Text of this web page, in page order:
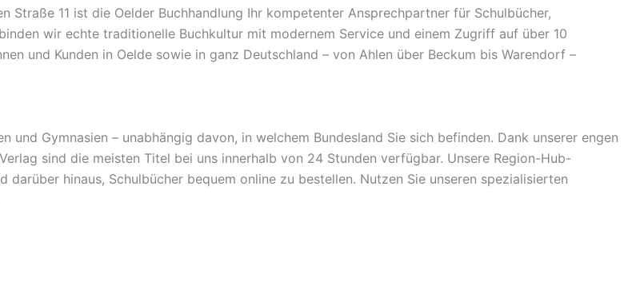
Straße 11 ist die Oelder Buchhandlung Ihr kompetenter Ansprechpartner für Schulbücher,
wir echte traditionelle Buchkultur mit modernem Service und einem Zugriff auf über 10
und Kunden in Oelde sowie in ganz Deutschland – von Ahlen über Beckum bis Warendorf –
und Gymnasien – unabhängig davon, in welchem Bundesland Sie sich befinden. Dank unserer engen
sind die meisten Titel bei uns innerhalb von 24 Stunden verfügbar. Unsere Region-Hub-
hinaus, Schulbücher bequem online zu bestellen. Nutzen Sie unseren spezialisierten